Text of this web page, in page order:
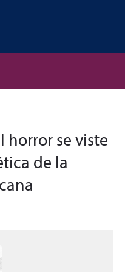
horror se viste
de la